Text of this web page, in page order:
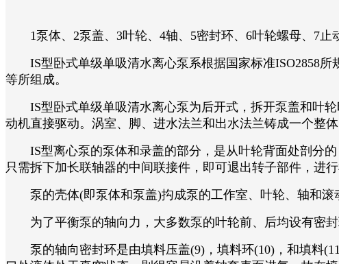
1泵体、2泵盖、3叶轮、4轴、5密封环、6叶轮螺母、7止
IS型卧式单级单吸清水离心泵系根据国家标准ISO2858所
等所组成。
IS型卧式单级单吸清水离心泵为后开式，拆开泵盖和叶轮
动机直接驱动。涡室、脚、进水法兰和出水法兰铸成一个整体
IS型离心泵的泵体和录盖的部分，是从叶轮背面处剖分的
只需拆下加长联轴器的中间联接件，即可退出转子部件，进行
泵的壳体(即泵体和泵盖)抅成泵的工作室、叶轮、轴和滚
为了平衡泵的轴向力，大多数泵的叶轮前、后均设有密封
泵的轴向密封环是由填料压盖(9)，填料环(10)，和填料